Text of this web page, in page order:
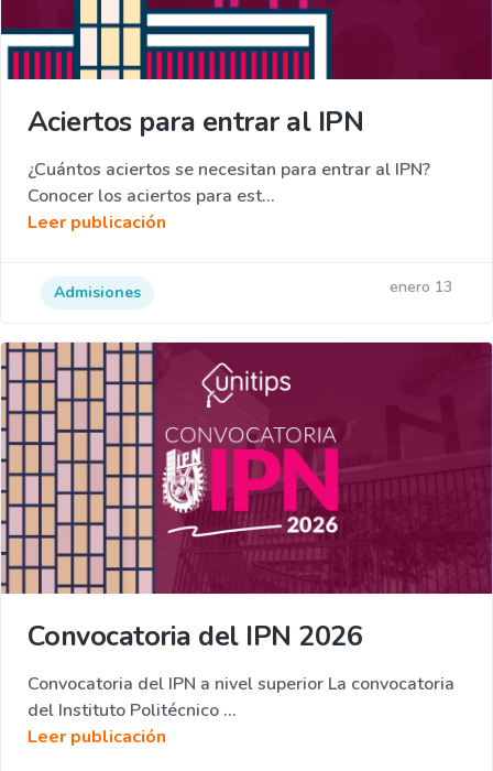
Aciertos para entrar al IPN
¿Cuántos aciertos se necesitan para entrar al IPN?
Conocer los aciertos para est...
Leer publicación
Admisiones enero 13
Convocatoria del IPN 2026
Convocatoria del IPN a nivel superior La convocatoria
del Instituto Politécnico ...
Leer publicación